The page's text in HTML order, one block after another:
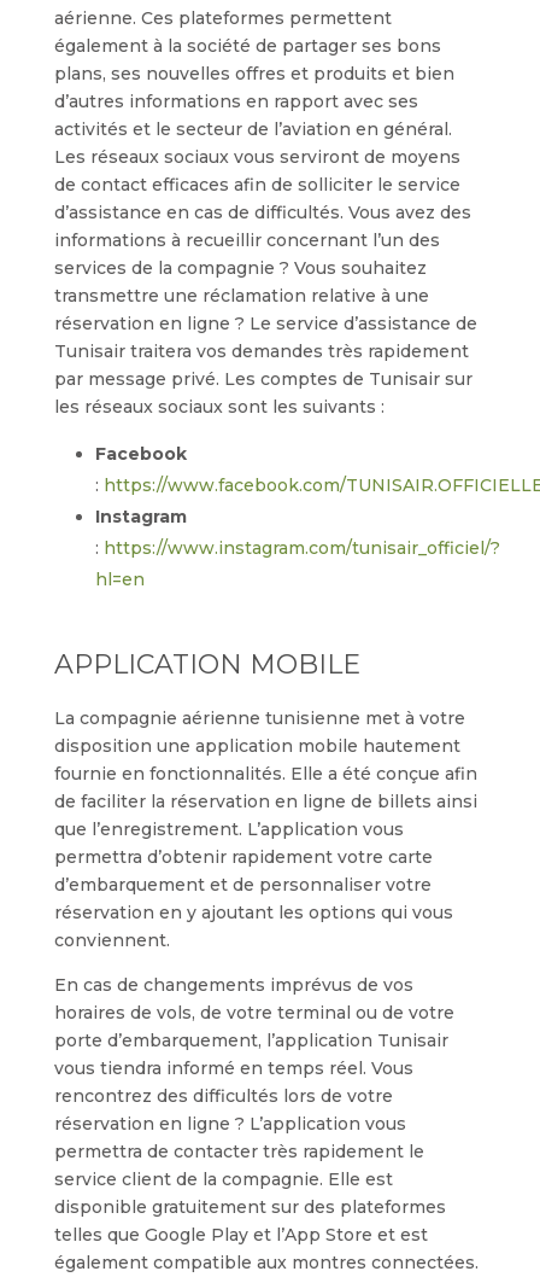
aérienne. Ces plateformes permettent
également à la société de partager ses bons
plans, ses nouvelles offres et produits et bien
d’autres informations en rapport avec ses
activités et le secteur de l’aviation en général.
Les réseaux sociaux vous serviront de moyens
de contact efficaces afin de solliciter le service
d’assistance en cas de difficultés. Vous avez des
informations à recueillir concernant l’un des
services de la compagnie ? Vous souhaitez
transmettre une réclamation relative à une
réservation en ligne ? Le service d’assistance de
Tunisair traitera vos demandes très rapidement
par message privé. Les comptes de Tunisair sur
les réseaux sociaux sont les suivants :
Facebook
: https://www.facebook.com/
Instagram
: https://www.instagram.com/tunisair_officiel/?
hl=en
APPLICATION MOBILE
La compagnie aérienne tunisienne met à votre
disposition une application mobile hautement
fournie en fonctionnalités. Elle a été conçue afin
de faciliter la réservation en ligne de billets ainsi
que l’enregistrement. L’application vous
permettra d’obtenir rapidement votre carte
d’embarquement et de personnaliser votre
réservation en y ajoutant les options qui vous
conviennent.
En cas de changements imprévus de vos
horaires de vols, de votre terminal ou de votre
porte d’embarquement, l’application Tunisair
vous tiendra informé en temps réel. Vous
rencontrez des difficultés lors de votre
réservation en ligne ? L’application vous
permettra de contacter très rapidement le
service client de la compagnie. Elle est
disponible gratuitement sur des plateformes
telles que Google Play et l’App Store et est
également compatible aux montres connectées.